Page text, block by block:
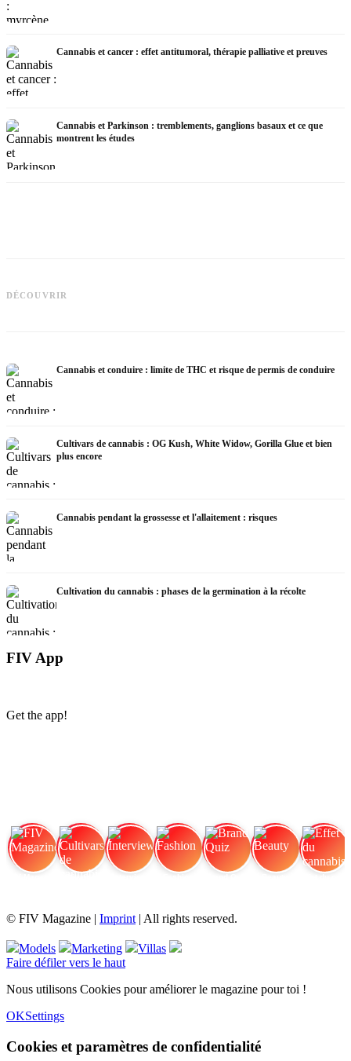
Cannabis et cancer : effet antitumoral, thérapie palliative et preuves
Cannabis et Parkinson : tremblements, ganglions basaux et ce que
montrent les études
DÉCOUVRIR
automédication et ce que montrent les
études
Cannabis et conduire : limite de THC et risque de permis de conduire
Cultivars de cannabis : OG Kush, White Widow, Gorilla Glue et bien
plus encore
Cannabis pendant la grossesse et l'allaitement : risques
Cultivation du cannabis : phases de la germination à la récolte
FIV App
Get the app!
© FIV Magazine | Imprint | All rights reserved.
Models Marketing
Villas
Faire défiler vers le haut
Nous utilisons Cookies pour améliorer le magazine pour toi !
OKSettings
Cookies et paramètres de confidentialité